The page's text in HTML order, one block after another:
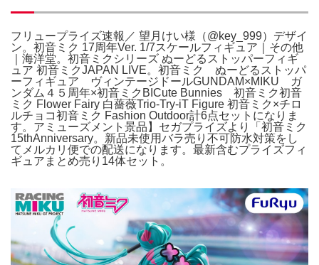
フリュープライズ速報／ 望月けい様（@key_999）デザイ
ン。初音ミク 17周年Ver. 1/7スケールフィギュア｜その他
｜海洋堂。初音ミクシリーズ ぬーどるストッパーフィギ
ュア 初音ミクJAPAN LIVE。初音ミク ぬーどるストッパ
ーフィギュア ヴィンテージドールGUNDAM×MIKU ガ
ンダム４５周年×初音ミクBICute Bunnies 初音ミク初音
ミク Flower Fairy 白薔薇Trio-Try-iT Figure 初音ミク×チロ
ルチョコ初音ミク Fashion Outdoor計6点セットになりま
す。アミューズメント景品】セガプライズより「初音ミク
15thAnniversary。新品未使用バラ売り不可防水対策をし
てメルカリ便での配送になります。最新含むプライズフィ
ギュアまとめ売り14体セット。